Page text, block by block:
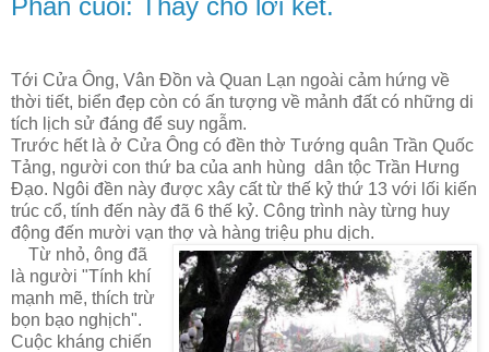
Phần cuối: Thay cho lời kêt.
Tới Cửa Ông, Vân Đồn và Quan Lạn ngoài cảm hứng về
thời tiết, biển đẹp còn có ấn tượng về mảnh đất có những di
tích lịch sử đáng để suy ngẫm.
Trước hết là ở Cửa Ông có đền thờ Tướng quân Trần Quốc
Tảng, người con thứ ba của anh hùng dân tộc Trần Hưng
Đạo. Ngôi đền này được xây cất từ thế kỷ thứ 13 với lối kiến
trúc cổ, tính đến này đã 6 thế kỷ. Công trình này từng huy
động đến mười vạn thợ và hàng triệu phu dịch.
Từ nhỏ, ông đã
là người "Tính khí
mạnh mẽ, thích trừ
bọn bạo nghịch".
Cuộc kháng chiến